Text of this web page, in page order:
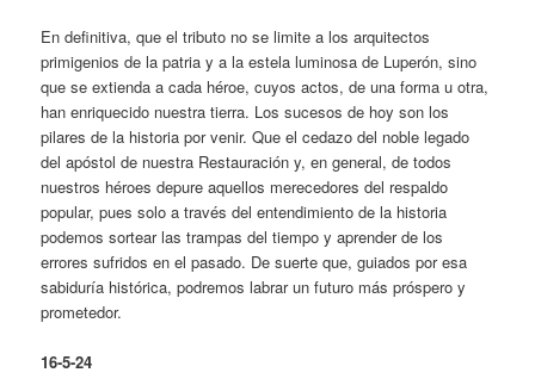
En definitiva, que el tributo no se limite a los arquitectos
primigenios de la patria y a la estela luminosa de Luperón, sino
que se extienda a cada héroe, cuyos actos, de una forma u otra,
han enriquecido nuestra tierra. Los sucesos de hoy son los
pilares de la historia por venir. Que el cedazo del noble legado
del apóstol de nuestra Restauración y, en general, de todos
nuestros héroes depure aquellos merecedores del respaldo
popular, pues solo a través del entendimiento de la historia
podemos sortear las trampas del tiempo y aprender de los
errores sufridos en el pasado. De suerte que, guiados por esa
sabiduría histórica, podremos labrar un futuro más próspero y
prometedor.
16-5-24